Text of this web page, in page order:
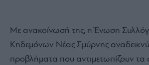
Με ανακοίνωσή της, η Ένωση
Κηδεμόνων Νέας Σμύρνης
προβλήματα που αντιμετωπίζουν τα